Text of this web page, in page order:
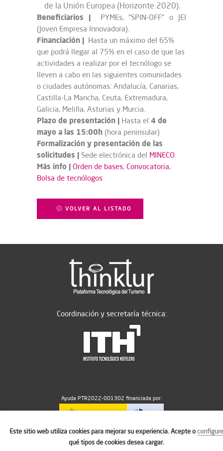
de la Unión Europea (Horizonte 2020).
Beneficiarios |PYMEs, “SPIN-OFF” o JEI
(Joven Empresa Innovadora).
Financiación | Hasta un máximo del 65%
que podrá llegar al 75% en el caso de que las
actividades a realizar por el tecnólogo se
lleven a cabo en las siguientes comunidades
o ciudades autónomas: Andalucía, Canarias,
Castilla-La Mancha, Ceuta, Extremadura,
Galicia, Melilla, Asturias y Murcia.
Plazo de presentación | Hasta el 4 de
mayo a las 15:00h (hora peninsular)
Formalización y presentación de las
solicitudes | Sede electrónica del MINECO.
Más info | Orden de bases, Convocatoria,
Bolsa de tecnólogos
VOLVER AL LISTADO
Coordinación y secretaría técnica:
Ayuda PTR2022-001302 financiada por:
MICIU/AEI/10.13039/501100011033
Este sitio web utiliza cookies para mejorar su experiencia. Acepte oconfigure
qué tipos de cookies desea cargar.